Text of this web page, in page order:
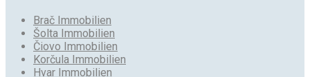
Brač Immobilien
Šolta Immobilien
Čiovo Immobilien
Korčula Immobilien
Hvar Immobilien